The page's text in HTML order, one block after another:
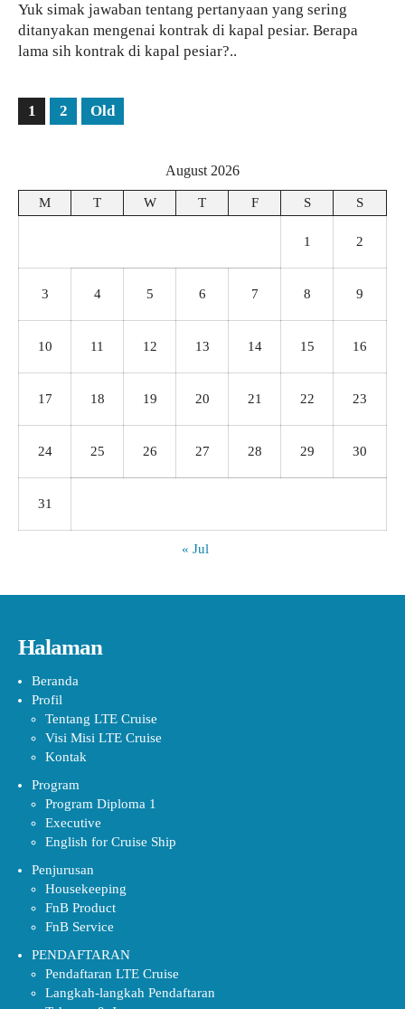
Yuk simak jawaban tentang pertanyaan yang sering
ditanyakan mengenai kontrak di kapal pesiar. Berapa
lama sih kontrak di kapal pesiar?..
1 2 Old
August 2026
M T W T F S S
1 2
3 4 5 6 7 8 9
10 11 12 13 14 15 16
17 18 19 20 21 22 23
24 25 26 27 28 29 30
31
« Jul
Halaman
Beranda
Profil
Tentang LTE Cruise
Visi Misi LTE Cruise
Kontak
Program
Program Diploma 1
Executive
English for Cruise Ship
Penjurusan
Housekeeping
FnB Product
FnB Service
PENDAFTARAN
Pendaftaran LTE Cruise
Langkah-langkah Pendaftaran